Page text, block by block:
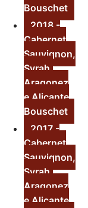
Bouschet
2018 -
Cabernet
Sauvignon,
Syrah,
Aragonez
e Alicante
Bouschet
2017 -
Cabernet
Sauvignon,
Syrah,
Aragonez
e Alicante